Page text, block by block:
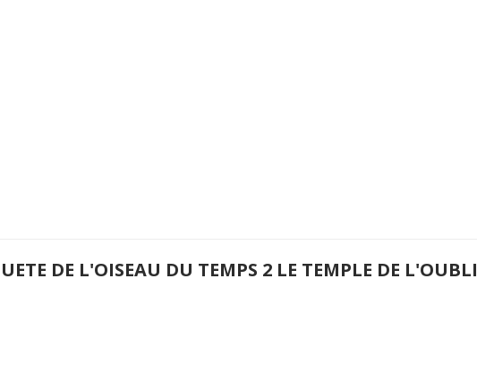
DE L'OISEAU DU TEMPS 2 LE TEMPLE DE L'OUBLI